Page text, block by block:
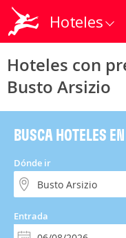
Hoteles
Hoteles con
Busto Arsizio
BUSCA HOTELES
Dónde ir
Entrada